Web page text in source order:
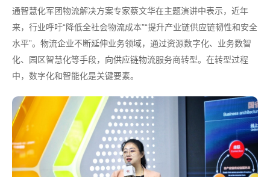
通智慧化军团物流解决方案专家蔡文华在主题演讲中表示，近年
来，行业呼吁“降低全社会物流成本”“提升产业链供应链韧性和安全
水平”。物流企业不断延伸业务领域，通过资源数字化、业务数智
化、园区智慧化等手段，向供应链物流服务商转型。在转型过程
中，数字化和智能化是关键要素。